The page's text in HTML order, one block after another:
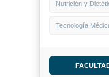
Nutrición y
Tecnología